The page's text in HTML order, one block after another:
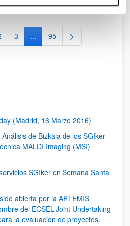
Página
3 ...Páginas intermedias Use TAB
Página
95
(Madrid, 16 Marzo 2016)
de Bizkaia de los SGIker
MALDI Imaging (MSI)
SGIker en Semana Santa
abierta por la ARTEMIS
del ECSEL-Joint Undertaking
la evaluación de proyectos.